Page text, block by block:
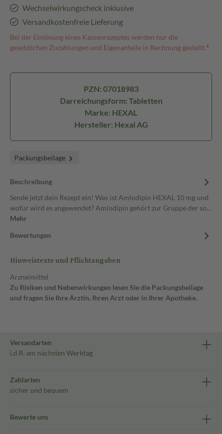
Wechselwirkungscheck inklusive
Versandkostenfreie Lieferung
Bei der Einlösung eines Kassenrezeptes werden nur die
gesetzlichen Zuzahlungen und Eigenanteile in Rechnung gestellt.⁴
PZN: 07018983
Darreichungsform: Tabletten
Marke: HEXAL
Hersteller: Hexal AG
Packungsbeilage
Beschreibung
Sende jetzt dein Rezept ein! Was ist Amlodipin HEXAL 10 mg und
wofür wird es angewendet? Amlodipin gehört zur Gruppe der so…
Mehr
Bewertungen
Hinweistexte und Pflichtangaben
Arzneimittel
Zu Risiken und Nebenwirkungen lesen Sie die Packungsbeilage
und fragen Sie Ihre Ärztin, Ihren Arzt oder in Ihrer Apotheke.
Versandarten
i.d.R. am nächsten Werktag
Zahlarten
sicher und bequem
Bewerte uns